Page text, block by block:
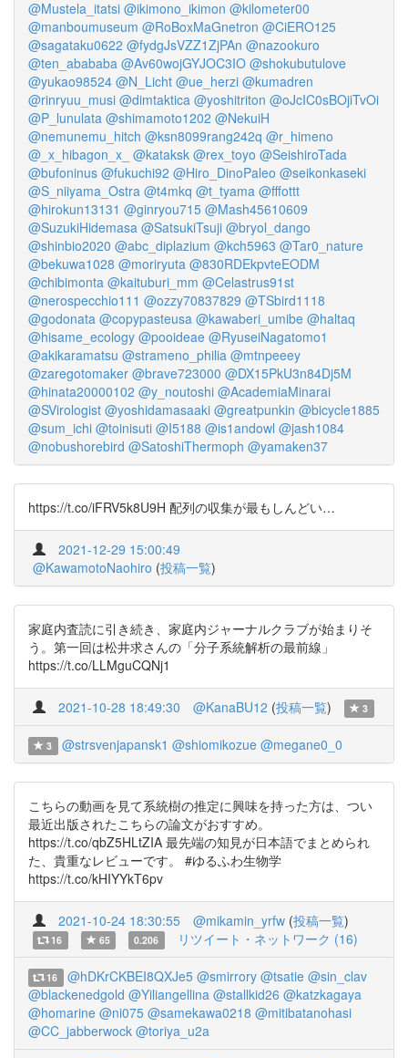
@Mustela_itatsi @ikimono_ikimon @kilometer00
@manboumuseum @RoBoxMaGnetron @CiERO125
@sagataku0622 @fydgJsVZZ1ZjPAn @nazookuro
@ten_abababa @Av60wojGYJOC3IO @shokubutulove
@yukao98524 @N_Licht @ue_herzi @kumadren
@rinryuu_musi @dimtaktica @yoshitriton @oJcIC0sBOjiTvOi
@P_lunulata @shimamoto1202 @NekuiH
@nemunemu_hitch @ksn8099rang242q @r_himeno
@_x_hibagon_x_ @kataksk @rex_toyo @SeishiroTada
@bufoninus @fukuchi92 @Hiro_DinoPaleo @seikonkaseki
@S_niiyama_Ostra @t4mkq @t_tyama @fffottt
@hirokun13131 @ginryou715 @Mash45610609
@SuzukiHidemasa @SatsukiTsuji @bryol_dango
@shinbio2020 @abc_diplazium @kch5963 @Tar0_nature
@bekuwa1028 @moriryuta @830RDEkpvteEODM
@chibimonta @kaituburi_mm @Celastrus91st
@nerospecchio111 @ozzy70837829 @TSbird1118
@godonata @copypasteusa @kawaberi_umibe @haltaq
@hisame_ecology @pooideae @RyuseiNagatomo1
@akikaramatsu @strameno_philia @mtnpeeey
@zaregotomaker @brave723000 @DX15PkU3n84Dj5M
@hinata20000102 @y_noutoshi @AcademiaMinarai
@SVirologist @yoshidamasaaki @greatpunkin @bicycle1885
@sum_ichi @toinisuti @I5188 @is1andowl @jash1084
@nobushorebird @SatoshiThermoph @yamaken37
https://t.co/iFRV5k8U9H 配列の収集が最もしんどい…
2021-12-29 15:00:49
@KawamotoNaohiro (投稿一覧)
家庭内査読に引き続き、家庭内ジャーナルクラブが始まりそ
う。第一回は松井求さんの「分子系統解析の最前線」
https://t.co/LLMguCQNj1
2021-10-28 18:49:30 @KanaBU12 (投稿一覧) 3
3 @strsvenjapansk1 @shiomikozue @megane0_0
こちらの動画を見て系統樹の推定に興味を持った方は、つい
最近出版されたこちらの論文がおすすめ。
https://t.co/qbZ5HLtZIA 最先端の知見が日本語でまとめられ
た、貴重なレビューです。 #ゆるふわ生物学
https://t.co/kHIYYkT6pv
2021-10-24 18:30:55 @mikamin_yrfw (投稿一覧)
16 65 0.206 リツイート・ネットワーク (16)
16 @hDKrCKBEI8QXJe5 @smirrory @tsatie @sin_clav
@blackenedgold @Yiliangellina @stallkid26 @katzkagaya
@homarine @ni075 @samekawa0218 @mitibatanohasi
@CC_jabberwock @toriya_u2a